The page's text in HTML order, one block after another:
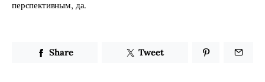
перспективным, да.
Share Tweet